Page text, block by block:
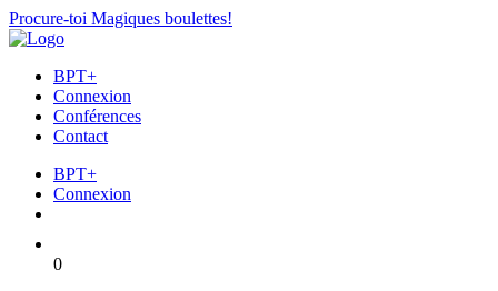
Procure-toi Magiques boulettes!
BPT+
Connexion
Conférences
Contact
BPT+
Connexion
0